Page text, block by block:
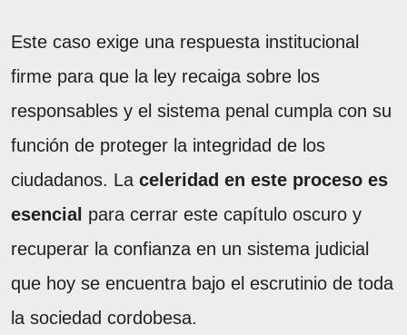
Este caso exige una respuesta institucional
firme para que la ley recaiga sobre los
responsables y el sistema penal cumpla con su
función de proteger la integridad de los
ciudadanos. La celeridad en este proceso es
esencial para cerrar este capítulo oscuro y
recuperar la confianza en un sistema judicial
que hoy se encuentra bajo el escrutinio de toda
la sociedad cordobesa.